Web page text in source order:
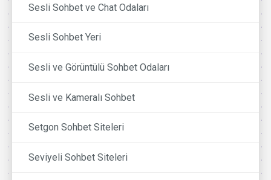
Sesli Sohbet ve Chat Odaları
Sesli Sohbet Yeri
Sesli ve Görüntülü Sohbet Odaları
Sesli ve Kameralı Sohbet
Setgon Sohbet Siteleri
Seviyeli Sohbet Siteleri